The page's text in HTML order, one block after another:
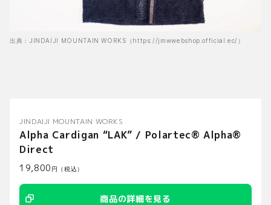
出典：JINDAIJI MOUNTAIN WORKS（https://jmwwebshop.official.ec/）
JINDAIJI MOUNTAIN WORKS
Alpha Cardigan “LAK” / Polartec® Alpha®
Direct
19,800 円（税込）
商品の詳細を見る